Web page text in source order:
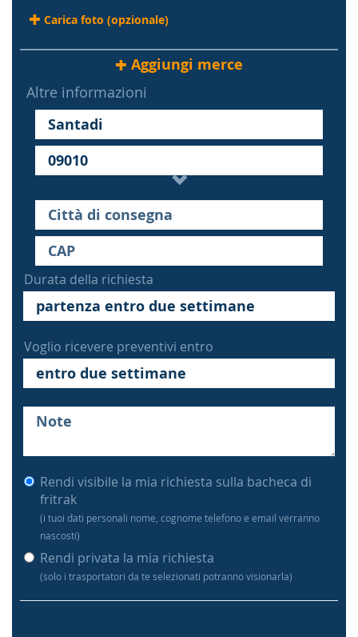
Carica foto (opzionale)
Aggiungi merce
Altre informazioni
Durata della richiesta
Voglio ricevere preventivi entro
Rendi visibile la mia richiesta sulla bacheca di
fritrak
(i tuoi dati personali nome, cognome telefono e email verranno
nascosti)
Rendi privata la mia richiesta
(solo i trasportatori da te selezionati potranno visionarla)